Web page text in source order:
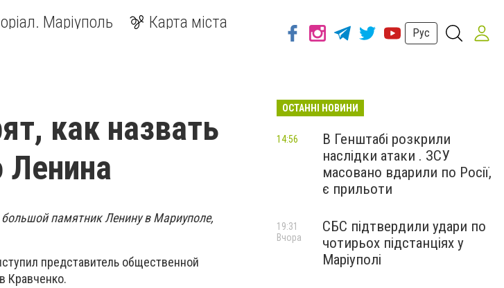
Маріуполь Карта міста
Рус
как назвать
памятник Ленину в Мариуполе,
представитель общественной
Кравченко.
ОСТАННІ НОВИНИ
В Генштабі розкрили
наслідки атаки . ЗСУ
масовано вдарили по Росії,
є прильоти
14:56
СБС підтвердили удари по
чотирьох підстанціях у
Маріуполі
19:31
Вчора